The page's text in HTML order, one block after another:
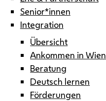
Senior*innen
Integration
Übersicht
Ankommen in Wien
Beratung
Deutsch lernen
Förderungen